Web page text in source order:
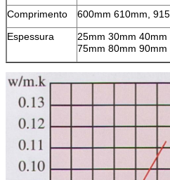
Comprimento
600mm 610mm,
Espessura
25mm 30mm
75mm 80mm 90mm